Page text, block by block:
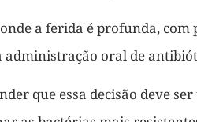
a ferida é profunda,
administração oral de
que essa decisão deve